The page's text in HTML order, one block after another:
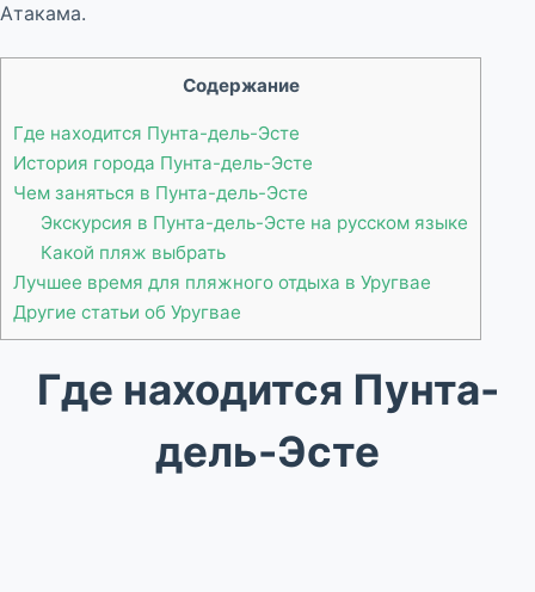
Атакама.
Содержание
Где находится Пунта-дель-Эсте
История города Пунта-дель-Эсте
Чем заняться в Пунта-дель-Эсте
Экскурсия в Пунта-дель-Эсте на русском языке
Какой пляж выбрать
Лучшее время для пляжного отдыха в Уругвае
Другие статьи об Уругвае
Где находится Пунта-
дель-Эсте